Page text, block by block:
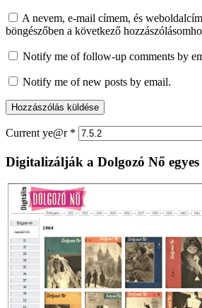
A nevem, e-mail címem, és
böngészőben a következő
Notify me of follow-up comments by
Notify me of new posts by email.
Current ye@r *
Digitalizálják a Dolgozó Nő